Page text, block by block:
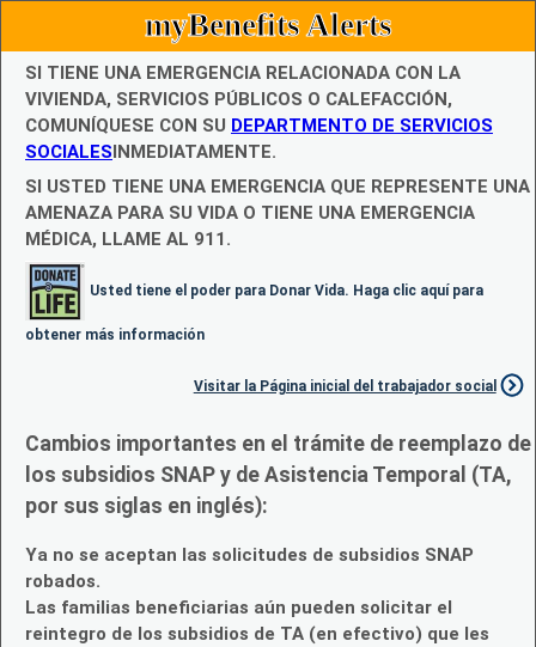
myBenefits Alerts
SI TIENE UNA EMERGENCIA RELACIONADA CON LA
VIVIENDA, SERVICIOS PÚBLICOS O CALEFACCIÓN,
COMUNÍQUESE CON SU DEPARTMENTO DE SERVICIOS
SOCIALESINMEDIATAMENTE.
SI USTED TIENE UNA EMERGENCIA QUE REPRESENTE UNA
AMENAZA PARA SU VIDA O TIENE UNA EMERGENCIA
MÉDICA, LLAME AL 911.
Usted tiene el poder para Donar Vida. Haga clic aquí para
obtener más información
Visitar la Página inicial del trabajador social
Cambios importantes en el trámite de reemplazo de
los subsidios SNAP y de Asistencia Temporal (TA,
por sus siglas en inglés):
Ya no se aceptan las solicitudes de subsidios SNAP
robados.
Las familias beneficiarias aún pueden solicitar el
reintegro de los subsidios de TA (en efectivo) que les